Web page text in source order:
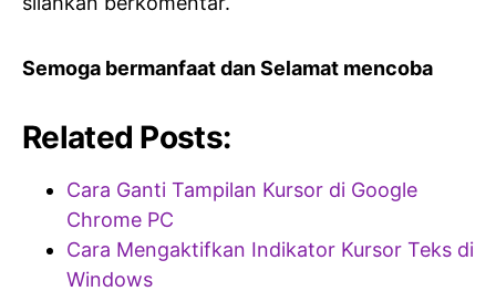
Semoga bermanfaat dan Selamat mencoba
Related Posts:
Cara Ganti Tampilan Kursor di Google
Chrome PC
Cara Mengaktifkan Indikator Kursor Teks di
Windows